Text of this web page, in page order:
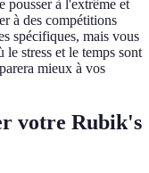
pousser à l'extrême et
à des compétitions
spécifiques, mais vous
stress et le temps sont
mieux à vos
votre Rubik's